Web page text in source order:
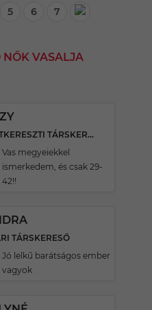
5 6 7
NŐK VASALJA
38 ÉVES TÁPLÁNSZENTKERESZTI TÁRSKERESŐ
Vas megyeiekkel
ismerkedem, és csak 29-
42!!
TÁRSKERESŐ
Jó lelkű barátságos ember
vagyok